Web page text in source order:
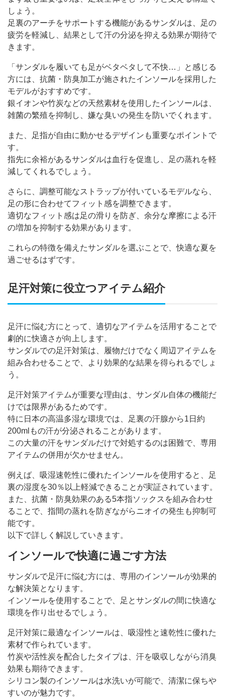
しょう。
足裏のアーチをサポートする機能があるサンダルは、足の
疲労を軽減し、結果として汗の分泌を抑える効果が期待で
きます。
「サンダルを履いても足がベタベタして不快…」と感じる
方には、抗菌・防臭加工が施されたインソールを採用した
モデルがおすすめです。
銀イオンや竹炭などの天然素材を使用したインソールは、
雑菌の繁殖を抑制し、嫌な臭いの発生を防いでくれます。
また、足指が自由に動かせるデザインも重要なポイントで
す。
指先に余裕があるサンダルは血行を促進し、足の蒸れを軽
減してくれるでしょう。
さらに、調整可能なストラップが付いているモデルなら、
足の形に合わせてフィット感を調整できます。
適切なフィット感は足の滑りを防ぎ、余分な摩擦による汗
の増加を抑制する効果があります。
これらの特徴を備えたサンダルを選ぶことで、快適な夏を
過ごせるはずです。
足汗対策に役立つアイテム紹介
足汗に悩む方にとって、適切なアイテムを活用することで
劇的に快適さが向上します。
サンダルでの足汗対策は、履物だけでなく周辺アイテムを
組み合わせることで、より効果的な結果を得られるでしょ
う。
足汗対策アイテムが重要な理由は、サンダル自体の機能だ
けでは限界があるためです。
特に日本の高温多湿な環境では、足裏の汗腺から1日約
200mlもの汗が分泌されることがあります。
この大量の汗をサンダルだけで対処するのは困難で、専用
アイテムの併用が欠かせません。
例えば、吸湿速乾性に優れたインソールを使用すると、足
裏の湿度を30％以上軽減できることが実証されています。
また、抗菌・防臭効果のある5本指ソックスを組み合わせ
ることで、指間の蒸れを防ぎながらニオイの発生も抑制可
能です。
以下で詳しく解説していきます。
インソールで快適に過ごす方法
サンダルで足汗に悩む方には、専用のインソールが効果的
な解決策となります。
インソールを使用することで、足とサンダルの間に快適な
環境を作り出せるでしょう。
足汗対策に最適なインソールは、吸湿性と速乾性に優れた
素材で作られています。
竹炭や活性炭を配合したタイプは、汗を吸収しながら消臭
効果も期待できます。
シリコン製のインソールは水洗いが可能で、清潔に保ちや
すいのが魅力です。